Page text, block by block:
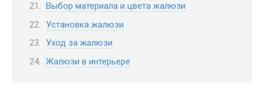
Выбор материала и цвета жалюзи
Установка жалюзи
Уход за жалюзи
Жалюзи в интерьере